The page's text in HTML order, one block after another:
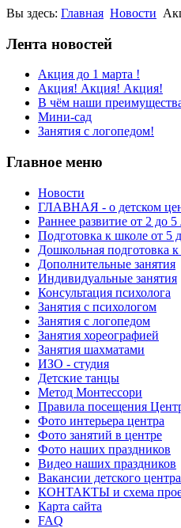
Вы здесь: Главная Новости
Лента новостей
Акция до 1 марта !
Акция! Акция! Акция!
В чём наши
Мини-сад
Занятия с логопедом!
Главное меню
Новости
ГЛАВНАЯ - о детском
Раннее развитие от 2 до 5
Подготовка к школе от 5
Дошкольная подготовка
Дополнительные занятия
Индивидуальные занятия
Консультация психолога
Занятия с психологом
Занятия с логопедом
Занятия хореографией
Занятия шахматами
ИЗО - студия
Детские танцы
Метод Монтессори
Правила посещения
Фото интерьера центра
Фото занятий в центре
Фото наших праздников
Видео наших праздников
Вакансии детского центра
КОНТАКТЫ и схема
Карта сайта
FAQ